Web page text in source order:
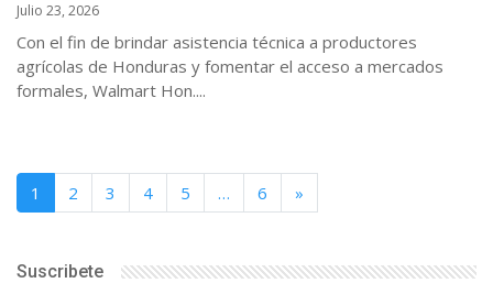
Julio 23, 2026
Con el fin de brindar asistencia técnica a productores
agrícolas de Honduras y fomentar el acceso a mercados
formales, Walmart Hon....
1 2 3 4 5 … 6 »
Suscribete